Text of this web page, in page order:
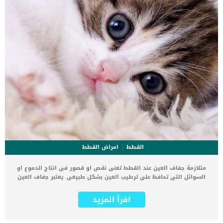
القطط
امراض القطط
متلازمة جفاف العين عند القطط تعنى نقص او قصور فى انتاج الدموع او
السوائل التى تحافظ على ترطيب العين بشكل طبيعى. يعتبر جفاف العين
طبية ناتجة عن ضعف إنتاج الدموع التي تؤدي إلى التهاب الطبقة الخارجية
للعين والقرنية والأنسجة المحيطة. كما ان الدموع ضرورية للحفاظ على
اقرأ المزيد